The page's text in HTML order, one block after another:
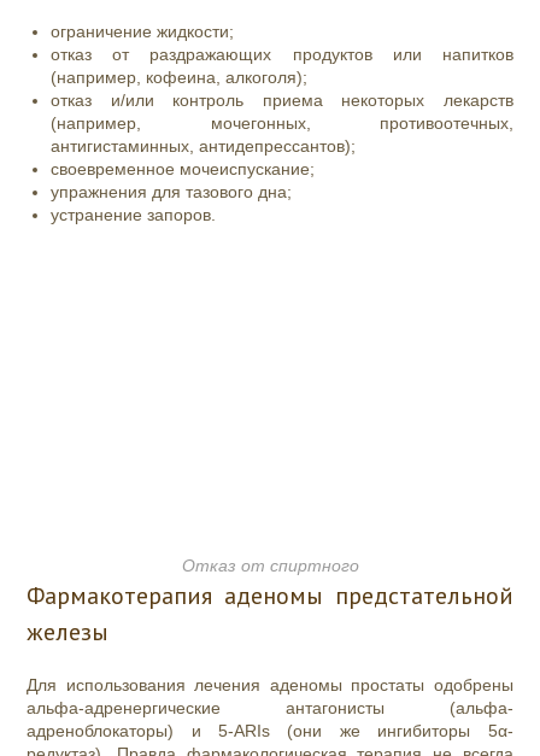
ограничение жидкости;
отказ от раздражающих продуктов или напитков
(например, кофеина, алкоголя);
отказ и/или контроль приема некоторых лекарств
(например, мочегонных, противоотечных,
антигистаминных, антидепрессантов);
своевременное мочеиспускание;
упражнения для тазового дна;
устранение запоров.
Отказ от спиртного
Фармакотерапия аденомы предстательной
железы
Для использования лечения аденомы простаты одобрены
альфа-адренергические антагонисты (альфа-
адреноблокаторы) и 5-ARIs (они же ингибиторы 5α-